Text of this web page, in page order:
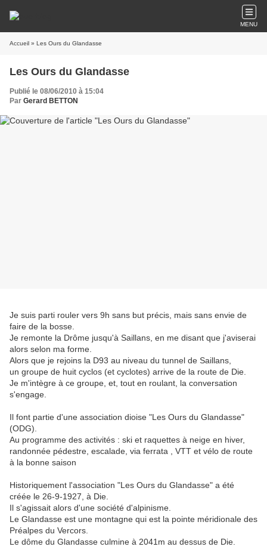
MENU
Accueil » Les Ours du Glandasse
Les Ours du Glandasse
Publié le 08/06/2010 à 15:04
Par Gerard BETTON
Je suis parti rouler vers 9h sans but précis, mais sans envie de
faire de la bosse.
Je remonte la Drôme jusqu'à Saillans, en me disant que j'aviserai
alors selon ma forme.
Alors que je rejoins la D93 au niveau du tunnel de Saillans,
un groupe de huit cyclos (et cyclotes) arrive de la route de Die.
Je m'intègre à ce groupe, et, tout en roulant, la conversation
s'engage.
Il font partie d'une association dioise "Les Ours du Glandasse"
(ODG).
Au programme des activités : ski et raquettes à neige en hiver,
randonnée pédestre, escalade, via ferrata , VTT et vélo de route
à la bonne saison
Historiquement l'association "Les Ours du Glandasse" a été
créée le 26-9-1927, à Die.
Il s'agissait alors d'une société d'alpinisme.
Le Glandasse est une montagne qui est la pointe méridionale des
Préalpes du Vercors.
Le dôme du Glandasse culmine à 2041m au dessus de Die.